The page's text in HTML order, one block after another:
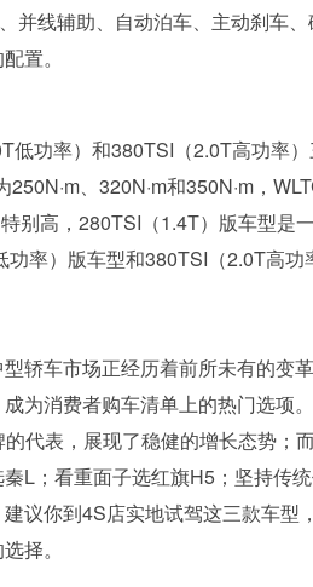
并线辅助、自动泊车、主动刹车
置。
功率）和380TSI（2.0T高功率
、320N·m和350N·m，
别高，280TSI（1.4T）版车型是
率）版车型和380TSI（2.0T高
轿车市场正经历着前所未有的变
为消费者购车清单上的热门选项
代表，展现了稳健的增长态势；
L；看重面子选红旗H5；坚持传
议你到4S店实地试驾这三款车型
择。